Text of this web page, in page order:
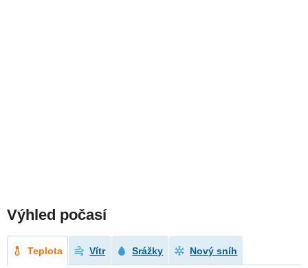
Výhled počasí
Teplota Vítr Srážky Nový sníh